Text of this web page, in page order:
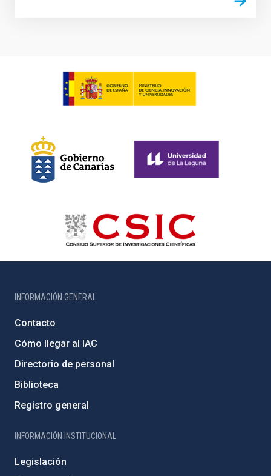
INFORMACIÓN GENERAL
Contacto
Cómo llegar al IAC
Directorio de personal
Biblioteca
Registro general
INFORMACIÓN INSTITUCIONAL
Legislación